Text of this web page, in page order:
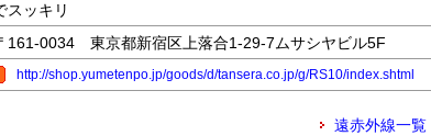
スッキリ
161-0034 東京都新宿区上落合1-29-7ムサシヤビル5F
http://shop.yumetenpo.jp/goods/d/tansera.co.jp/g/RS10/index.shtml
遠赤外線一覧